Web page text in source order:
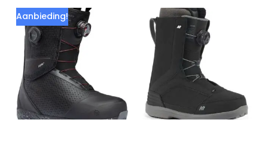
Aanbieding!